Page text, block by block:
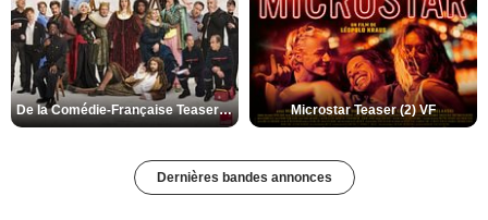
De la Comédie-Française Teaser (3) VF Microstar Teaser (2) VF
Dernières bandes annonces